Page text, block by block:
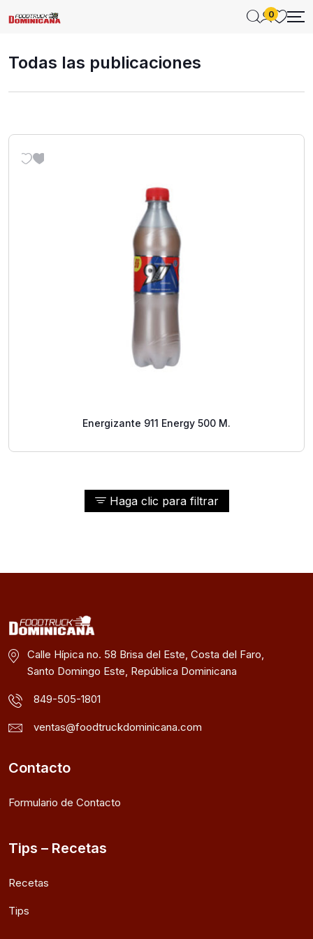
0
Todas las publicaciones
Haga clic para filtrar
Energizante 911 Energy 500 M.
Calle Hípica no. 58 Brisa del Este, Costa del Faro,
Santo Domingo Este, República Dominicana
849-505-1801
ventas@foodtruckdominicana.com
Contacto
Formulario de Contacto
Tips – Recetas
Recetas
Tips